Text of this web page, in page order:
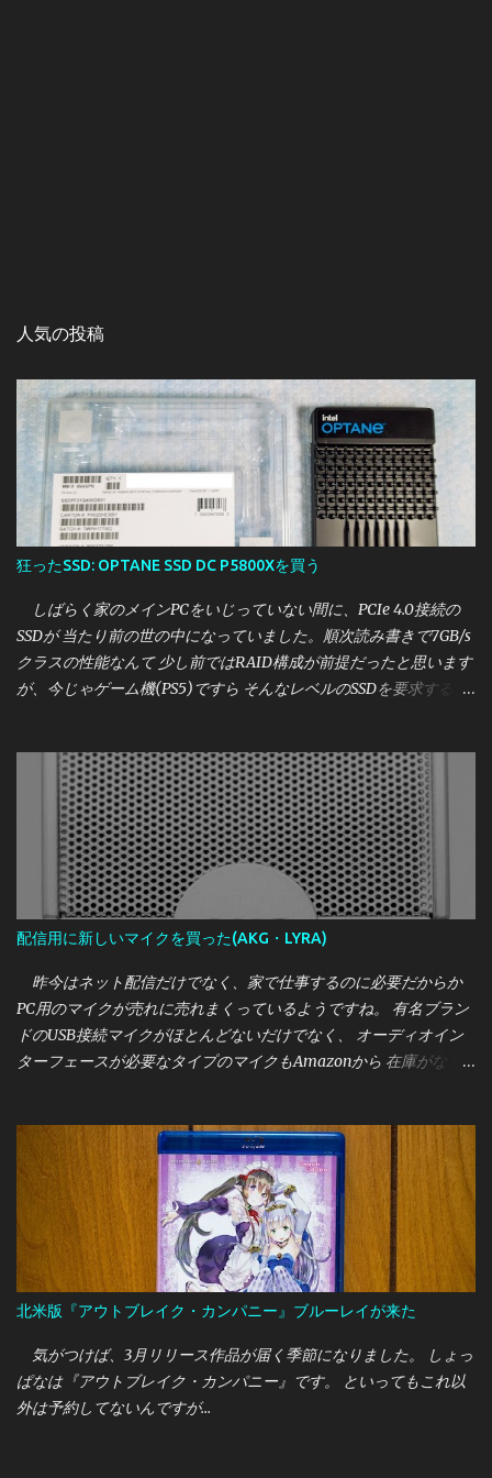
人気の投稿
狂ったSSD: OPTANE SSD DC P5800Xを買う
しばらく家のメインPCをいじっていない間に、PCIe 4.0接続の
SSDが 当たり前の世の中になっていました。順次読み書きで7GB/s
クラスの性能なんて 少し前ではRAID構成が前提だったと思います
が、今じゃゲーム機(PS5)ですら そんなレベルのSSDを要求する時
れようとしている中で それはどうかと思いましたので、 せっかく
なら一番？いいやつが欲しいということになったところ たまたま
相場より激安で買えたSSDがあったので紹介します。 今回買った
のは、Intel OPTANE SSD DC P5800X の400GBモデルです。 いか
にもバルクなパッケージで到着 [目次] 購入価格・購入元 Intel
OPTANE SSD DC P5800Xとは 外観 実性能について・参考レビュー
誰におすすめか
配信用に新しいマイクを買った(AKG・LYRA)
昨今はネット配信だけでなく、家で仕事するのに必要だからか
PC用のマイクが売れに売れまくっているようですね。 有名ブラン
ドのUSB接続マイクがほとんどないだけでなく、 オーディオイン
ターフェースが必要なタイプのマイクもAmazonから 在庫がなく
クに変更したいと思っていたところ 今回はオーストリア・AKGの
新しいUSB接続マイクである "LYRA"を買うことができたので、こ
こで紹介しておきたいと思います。
北米版『アウトブレイク・カンパニー』ブルーレイが来た
気がつけば、3月リリース作品が届く季節になりました。 しょっ
ぱなは『アウトブレイク・カンパニー』です。 といってもこれ以
外は予約してないんですが…